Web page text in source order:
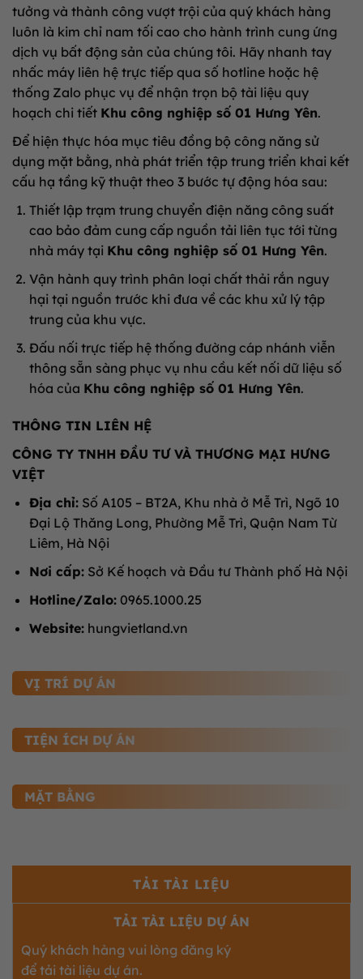
tưởng và thành công vượt trội của quý khách hàng
luôn là kim chỉ nam tối cao cho hành trình cung ứng
dịch vụ bất động sản của chúng tôi. Hãy nhanh tay
nhấc máy liên hệ trực tiếp qua số hotline hoặc hệ
thống Zalo phục vụ để nhận trọn bộ tài liệu quy
hoạch chi tiết Khu công nghiệp số 01 Hưng Yên.
Để hiện thực hóa mục tiêu đồng bộ công năng sử
dụng mặt bằng, nhà phát triển tập trung triển khai kết
cấu hạ tầng kỹ thuật theo 3 bước tự động hóa sau:
Thiết lập trạm trung chuyển điện năng công suất
cao bảo đảm cung cấp nguồn tải liên tục tới từng
nhà máy tại Khu công nghiệp số 01 Hưng Yên.
Vận hành quy trình phân loại chất thải rắn nguy
hại tại nguồn trước khi đưa về các khu xử lý tập
trung của khu vực.
Đấu nối trực tiếp hệ thống đường cáp nhánh viễn
thông sẵn sàng phục vụ nhu cầu kết nối dữ liệu số
hóa của Khu công nghiệp số 01 Hưng Yên.
THÔNG TIN LIÊN HỆ
CÔNG TY TNHH ĐẦU TƯ VÀ THƯƠNG MẠI HƯNG
VIỆT
Địa chỉ:Số A105 – BT2A, Khu nhà ở Mễ Trì, Ngõ 10
Đại Lộ Thăng Long, Phường Mễ Trì, Quận Nam Từ
Liêm, Hà Nội
Nơi cấp:Sở Kế hoạch và Đầu tư Thành phố Hà Nội
Hotline/Zalo:0965.1000.25
Website:hungvietland.vn
VỊ TRÍ DỰ ÁN
TIỆN ÍCH DỰ ÁN
MẶT BẰNG
TẢI TÀI LIỆU
TẢI TÀI LIỆU DỰ ÁN
Quý khách hàng vui lòng đăng ký
để tải tài liệu dự án.